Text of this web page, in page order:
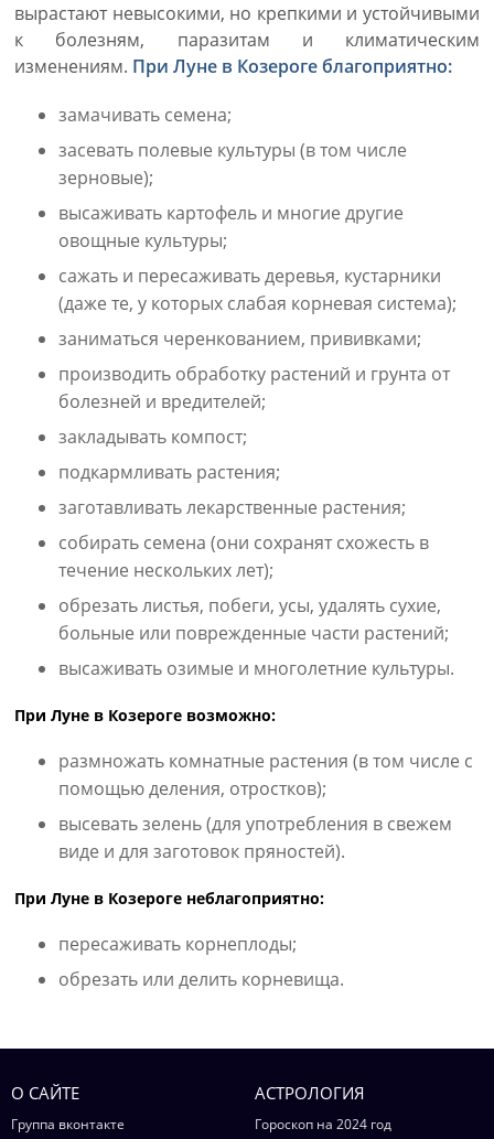
вырастают невысокими, но крепкими и устойчивыми
к болезням, паразитам и климатическим
изменениям. При Луне в Козероге благоприятно:
замачивать семена;
засевать полевые культуры (в том числе
зерновые);
высаживать картофель и многие другие
овощные культуры;
сажать и пересаживать деревья, кустарники
(даже те, у которых слабая корневая система);
заниматься черенкованием, прививками;
производить обработку растений и грунта от
болезней и вредителей;
закладывать компост;
подкармливать растения;
заготавливать лекарственные растения;
собирать семена (они сохранят схожесть в
течение нескольких лет);
обрезать листья, побеги, усы, удалять сухие,
больные или поврежденные части растений;
высаживать озимые и многолетние культуры.
При Луне в Козероге возможно:
размножать комнатные растения (в том числе с
помощью деления, отростков);
высевать зелень (для употребления в свежем
виде и для заготовок пряностей).
При Луне в Козероге неблагоприятно:
пересаживать корнеплоды;
обрезать или делить корневища.
О САЙТЕ
Группа вконтакте
АСТРОЛОГИЯ
Гороскоп на 2024 год